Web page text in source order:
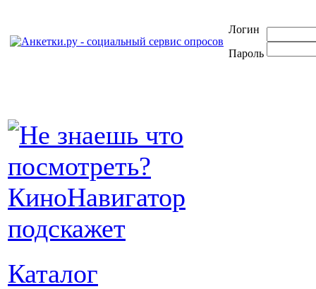
Логин
Пароль
Каталог